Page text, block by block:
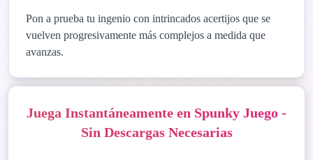
Pon a prueba tu ingenio con intrincados acertijos que se
vuelven progresivamente más complejos a medida que
avanzas.
Juega Instantáneamente en Spunky Juego -
Sin Descargas Necesarias